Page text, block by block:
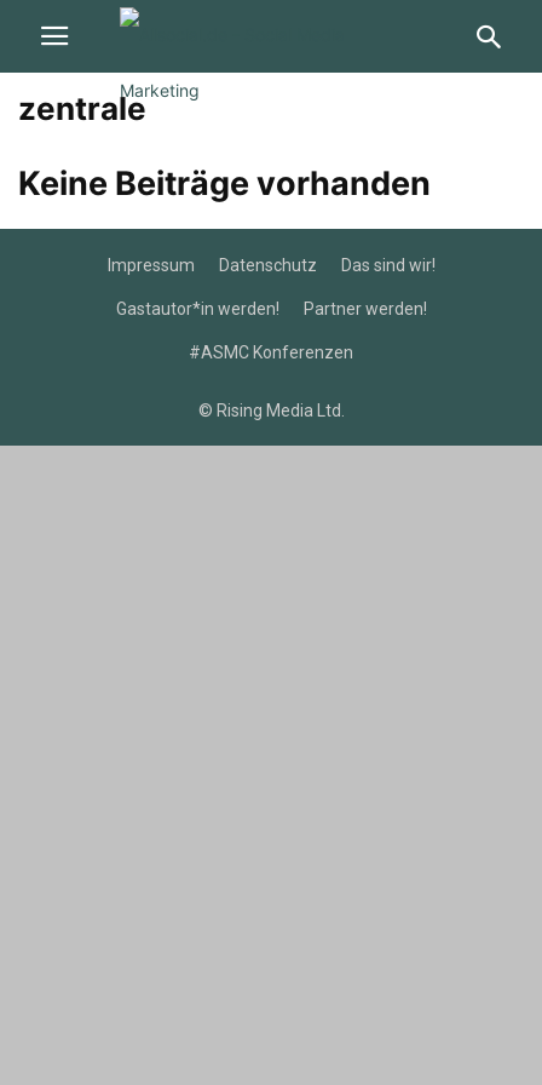
zentrale
Keine Beiträge vorhanden
Impressum Datenschutz Das sind wir!
Gastautor*in werden! Partner werden!
#ASMC Konferenzen
© Rising Media Ltd.